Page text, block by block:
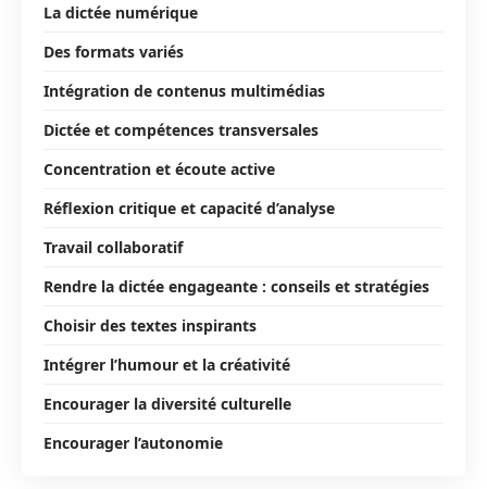
La dictée numérique
Des formats variés
Intégration de contenus multimédias
Dictée et compétences transversales
Concentration et écoute active
Réflexion critique et capacité d’analyse
Travail collaboratif
Rendre la dictée engageante : conseils et stratégies
Choisir des textes inspirants
Intégrer l’humour et la créativité
Encourager la diversité culturelle
Encourager l’autonomie